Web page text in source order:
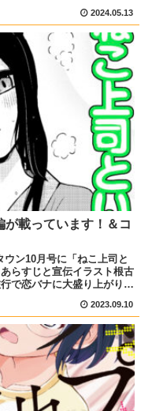
2024.05.13
載っています！＆コ
ン10月号に「ねこ上司と
らすじと宣伝イラスト根古
で恋バナに大盛り上がり！
2023.09.10